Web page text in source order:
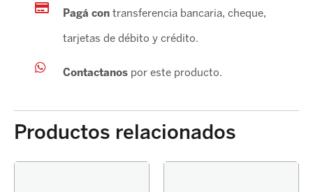
Pagá contransferencia bancaria, cheque,
tarjetas de débito y crédito.
Contactanospor este producto.
Productos relacionados